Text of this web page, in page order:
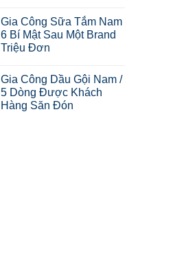
Gia Công Sữa Tắm Nam
6 Bí Mật Sau Một Brand
Triệu Đơn
Gia Công Dầu Gội Nam /
5 Dòng Được Khách
Hàng Săn Đón